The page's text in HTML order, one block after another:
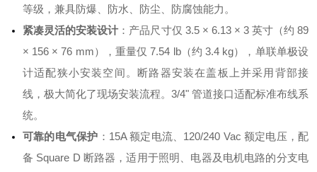
等级，兼具防爆、防水、防尘、防腐蚀能力 。
紧凑灵活的安装设计 ：产品尺寸仅 3.5 × 6.13 × 3 英寸（约 89
× 156 × 76 mm），重量仅 7.54 lb（约 3.4 kg），单联单极设
计适配狭小安装空间 。断路器安装在盖板上并采用背部接
线，极大简化了现场安装流程。3/4" 管道接口适配标准布线系
统。
可靠的电气保护 ：15A 额定电流、120/240 Vac 额定电压，配
备 Square D 断路器，适用于照明、电器及电机电路的分支电